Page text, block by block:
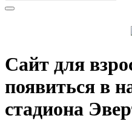
Сайт для
появиться в
стадиона